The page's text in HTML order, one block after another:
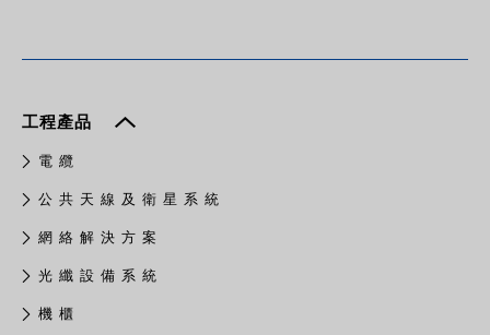
工程產品
電 纜
公 共 天 線 及 衛 星 系 統
網 絡 解 決 方 案
光 纖 設 備 系 統
機 櫃